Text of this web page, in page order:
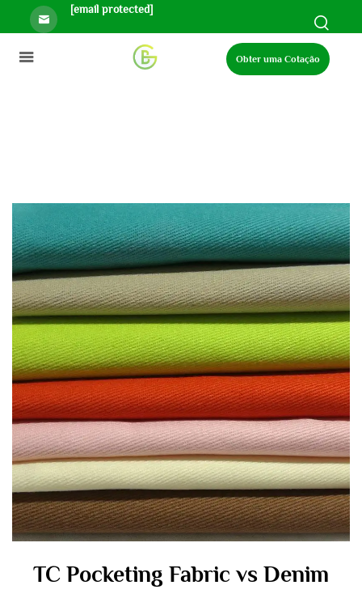
[email protected]
Obter uma Cotação
TC Pocketing Fabric vs Denim